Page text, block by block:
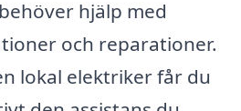
hjälp med
och reparationer.
lokal elektriker får du